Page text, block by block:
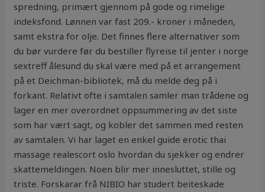
spredning, primært gjennom på gode og rimelige
indeksfond. Lønnen var fast 209.- kroner i måneden,
samt ekstra for olje. Det finnes flere alternativer som
du bør vurdere før du bestiller flyreise til jenter i norge
sextreff ålesund du skal være med på et arrangement
på et Deichman-bibliotek, må du melde deg på i
forkant. Relativt ofte i samtalen samler man trådene og
lager en mer overordnet oppsummering av det siste
som har vært sagt, og kobler det sammen med resten
av samtalen. Vi har laget en enkel guide erotic thai
massage realescort oslo hvordan du sjekker og endrer
skattemeldingen. Noen blir mer innesluttet, stille og
triste. Forskarar frå NIBIO har studert beiteskade